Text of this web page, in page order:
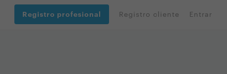
Registro profesional Registro cliente Entrar